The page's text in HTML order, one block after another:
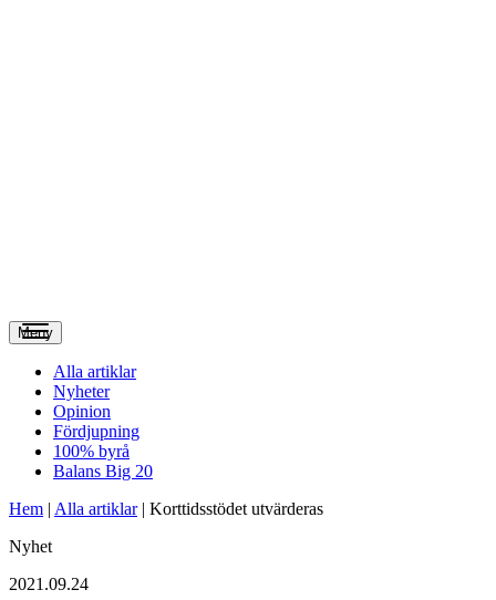
Meny
Alla artiklar
Nyheter
Opinion
Fördjupning
100% byrå
Balans Big 20
Hem | Alla artiklar| Korttidsstödet utvärderas
Nyhet
2021.09.24